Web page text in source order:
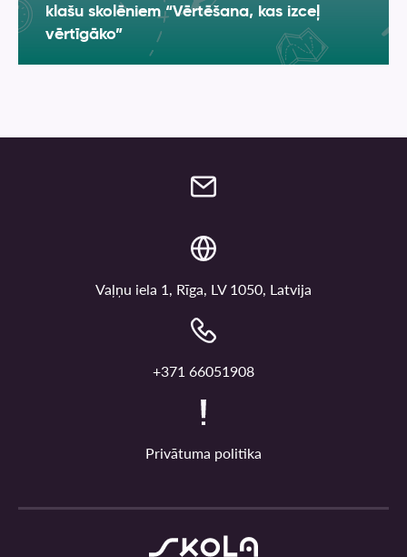
klašu skolēniem “Vērtēšana, kas izceļ
vērtīgāko”
Vaļņu iela 1, Rīga, LV 1050, Latvija
+371 66051908
Privātuma politika